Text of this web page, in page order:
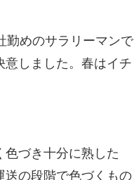
勤めのサラリーマンで
意しました。春はイチ
づき十分に熟した
送の段階で色づくもの